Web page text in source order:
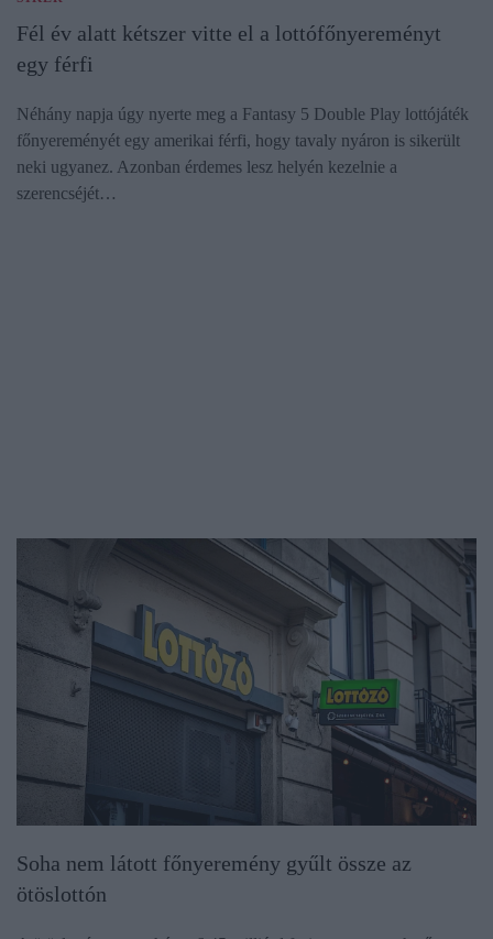
Fél év alatt kétszer vitte el a lottófőnyereményt
egy férfi
Néhány napja úgy nyerte meg a Fantasy 5 Double Play lottójáték
főnyereményét egy amerikai férfi, hogy tavaly nyáron is sikerült
neki ugyanez. Azonban érdemes lesz helyén kezelnie a
szerencséjét…
Soha nem látott főnyeremény gyűlt össze az
ötöslottón